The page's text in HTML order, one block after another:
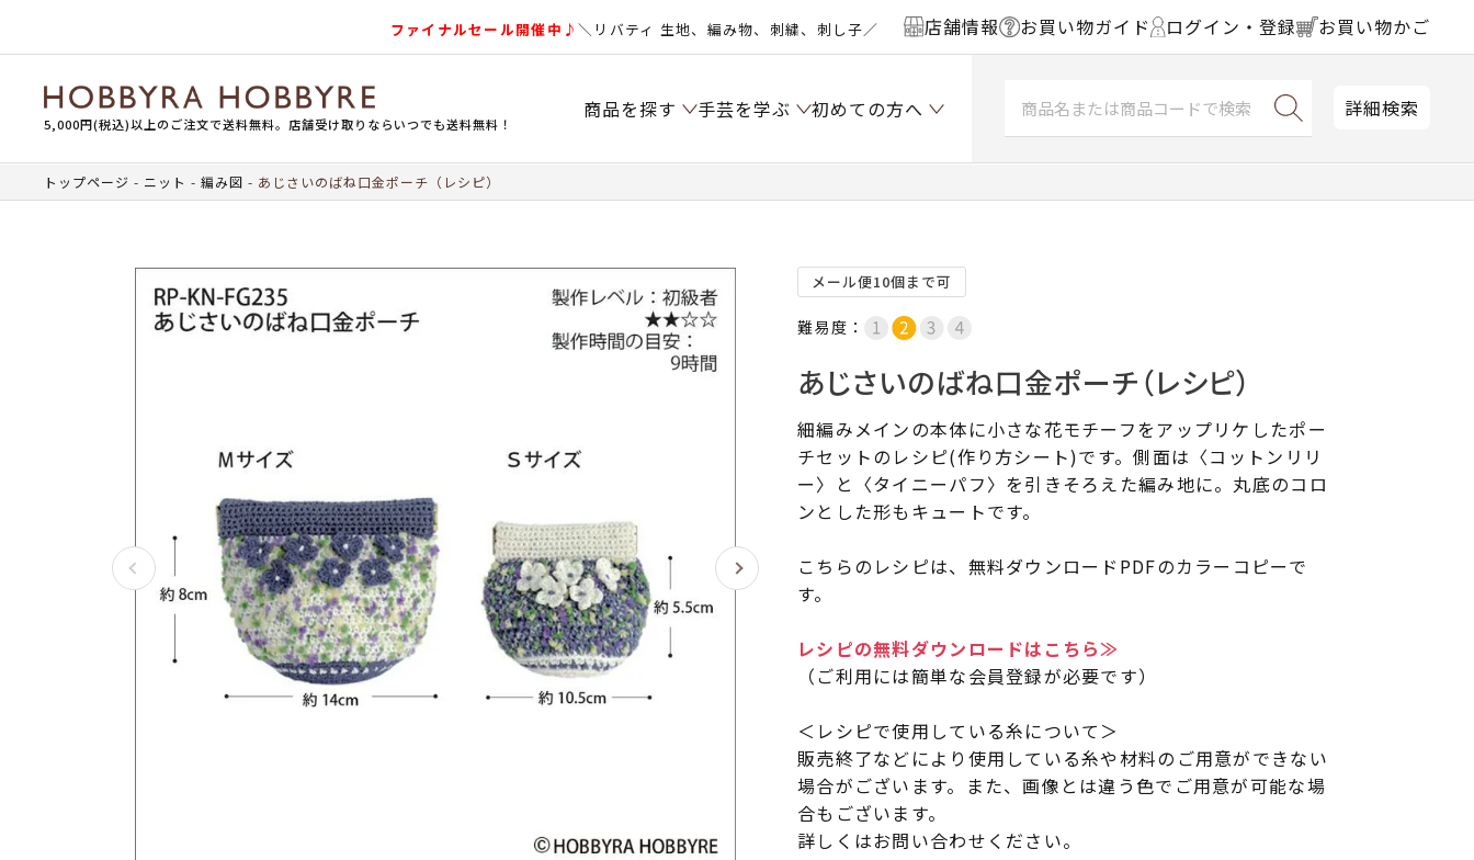
ファイナルセール開催中♪＼リバティ 生地、編み物、刺繍、刺し子／ 店舗情報 お買い物ガイド ログイン・登録 お買い物かご
5,000円(税込)以上のご注文で送料無料。店舗受け取りならいつでも送料無料！
商品を探す 手芸を学ぶ 初めての方へ 詳細検索
トップページ ニット 編み図 あじさいのばね口金ポーチ（レシピ）
メール便10個まで可
難易度：
あじさいのばね口金ポーチ（レシピ）
細編みメインの本体に小さな花モチーフをアップリケしたポー
チセットのレシピ(作り方シート)です。側面は〈コットンリリ
ー〉と〈タイニーパフ〉を引きそろえた編み地に。丸底のコロ
ンとした形もキュートです。
こちらのレシピは、無料ダウンロードPDFのカラーコピーで
す。
レシピの無料ダウンロードはこちら≫
（ご利用には簡単な会員登録が必要です）
＜レシピで使用している糸について＞
販売終了などにより使用している糸や材料のご用意ができない
場合がございます。また、画像とは違う色でご用意が可能な場
合もございます。
詳しくはお問い合わせください。